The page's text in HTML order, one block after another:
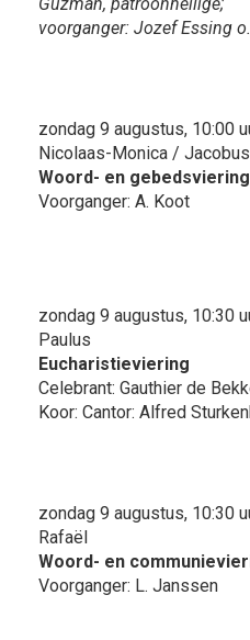
voorganger: Jozef Essing
zondag 9 augustus, 10:00
Nicolaas-Monica / Jacobus
Woord- en gebedsviering
Voorganger: A. Koot
zondag 9 augustus, 10:30
Paulus
Eucharistieviering
Celebrant: Gauthier de
Koor: Cantor: Alfred
zondag 9 augustus, 10:30
Rafaël
Woord- en
Voorganger: L. Janssen